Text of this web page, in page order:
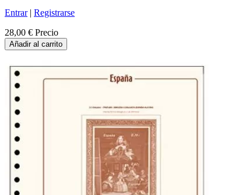
Entrar| Registrarse
28,00 € Precio
Añadir al carrito